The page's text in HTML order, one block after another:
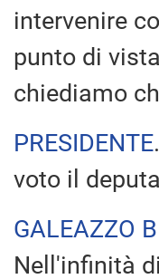
intervenire
punto di
chiediamo
PRESIDENTE
voto il
GALEAZZO
Nell'infinità